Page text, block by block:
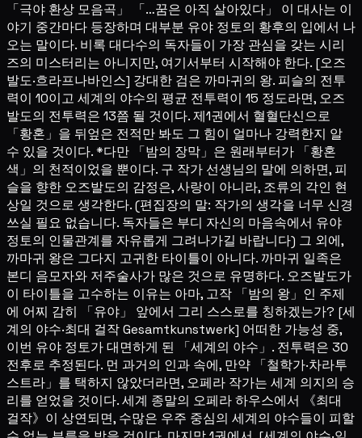
「극야 환상 모음곡」 「…꿈은 아직 살아있다」 이 대사는 이
야기 중간마다 등장하며 대부분 유야 정토의 황후의 입에서 나
오는 말이다. 비록 대다수의 독자들이 가장 관심을 갖는 시리
즈의 미스터리는 아니지만, 여기서부터 시작해야 한다. [오즈
발도·흐라프나바인스] 강대한 검은 까마귀의 왕. 피슬의 전투
력이 10이고 세계의 야수의 평균 전투력이 15 정도라면, 오즈
발도의 전투력은 13쯤 될 것이다. 제1권에서 혈혈단신으로
「황혼」을 뒤엎은 전적만 봐도 그 힘이 얼마나 강력한지 알
수 있을 것이다. *다만 「밤의 장막」은 원래부터가 「황혼
색」의 천적이었을 뿐이다. 구 작가 선생님의 말에 의하면, 피
슬을 향한 오즈발도의 감정은, 사랑이 아니라, 조류의 각인 현
상일 것으로 생각한다. (편집장의 말: 작가의 생각을 너무 신경
쓰실 필요 없습니다. 독자들은 부디 자신의 마음속에서 유야
정토의 인물관계를 자유롭게 그려나가길 바랍니다) 그 외에,
까마귀 왕은 그다지 고귀한 타이틀이 아니다. 까마귀 일족은
본디 음모자와 저주술사가 많은 것으로 유명하다. 오즈발도가
이 타이틀을 고수하는 이유는 아마, 고작 「밤의 왕」인 주제
에 어찌 감히 「유야」 앞에서 그리 스스로를 칭하겠는가? [세
계의 야수·최대 걸작 Gesamtkunstwerk] 어떠한 가능성 중,
이번 유야 정토가 대면하게 된 「세계의 야수」. 전투력은 30
전후로 추정된다. 먼 과거의 인과 속에, 만약 「철학가·차라투
스트라」를 택하지 않았더라면, 오페라 작가는 세계 의지의 승
리를 얻었을 것이다. 세계 종말의 오페라 하우스에서 《최대
걸작》이 상연되면, 수많은 우주 중심의 세계의 야수들이 피할